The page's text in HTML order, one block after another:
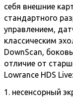
себя внешние
стандартного
управлением,
классическим
DownScan,
отличие от
Lowrance HDS Live:
1. несенсорный